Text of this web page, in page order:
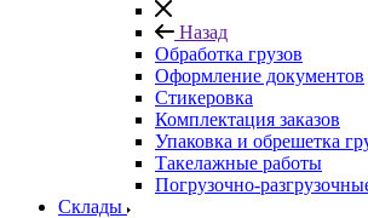
Назад
Обработка грузов
Оформление документов
Стикеровка
Комплектация заказов
Упаковка и обрешетка
Такелажные работы
Погрузочно-
Склады